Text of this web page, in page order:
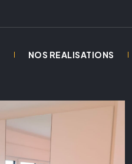
NOS REALISATIONS